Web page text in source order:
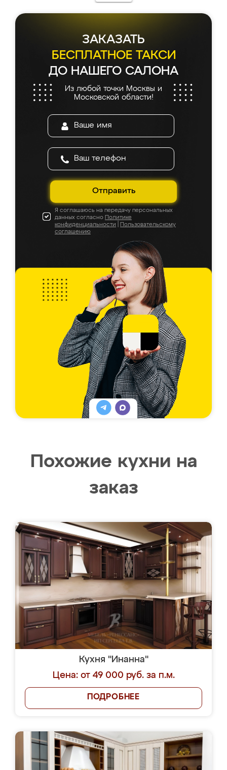
каких-либо доработок. Качеством осталась
довольна, все выглядит так, как и ожидала.
ЗАКАЗАТЬ
БЕСПЛАТНОЕ ТАКСИ
ДО НАШЕГО САЛОНА
Из любой точки Москвы и
Московской области!
Отправить
Я соглашаюсь на передачу персональных
данных согласно Политике
конфиденциальности
Пользовательскому
соглашению
Похожие кухни на
заказ
Кухня "Инанна"
Цена: от 49 000 руб. за п.м.
ПОДРОБНЕЕ